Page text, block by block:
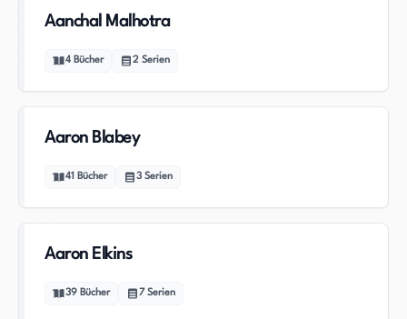
Aanchal Malhotra
4 Bücher 2 Serien
Aaron Blabey
41 Bücher 3 Serien
Aaron Elkins
39 Bücher 7 Serien